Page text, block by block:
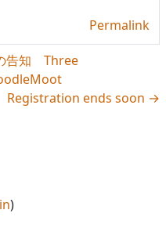
Permalink
告知 Three
Registration ends soon →
)